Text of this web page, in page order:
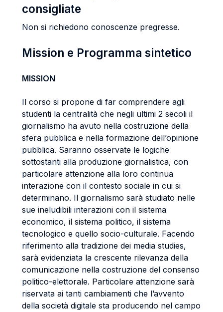
consigliate
Non si richiedono conoscenze pregresse.
Mission e Programma sintetico
MISSION
Il corso si propone di far comprendere agli
studenti la centralità che negli ultimi 2 secoli il
giornalismo ha avuto nella costruzione della
sfera pubblica e nella formazione dell’opinione
pubblica. Saranno osservate le logiche
sottostanti alla produzione giornalistica, con
particolare attenzione alla loro continua
interazione con il contesto sociale in cui si
determinano. Il giornalismo sarà studiato nelle
sue ineludibili interazioni con il sistema
economico, il sistema politico, il sistema
tecnologico e quello socio-culturale. Facendo
riferimento alla tradizione dei media studies,
sarà evidenziata la crescente rilevanza della
comunicazione nella costruzione del consenso
politico-elettorale. Particolare attenzione sarà
riservata ai tanti cambiamenti che l’avvento
della società digitale sta producendo nel campo